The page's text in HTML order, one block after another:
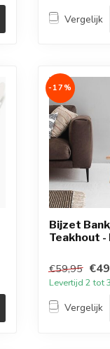
Vergelijk
-17%
Bijzet
Teakhout
€59,95
Levertijd 2 tot
Vergelijk